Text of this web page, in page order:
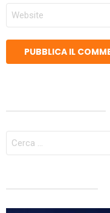
SITO
WEB
CERCA
PER: